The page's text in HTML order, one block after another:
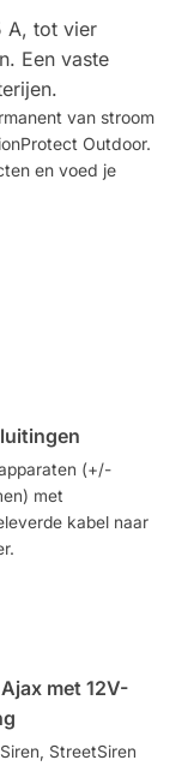
A, tot vier
Een vaste
van stroom
Outdoor.
en voed je
(+/-
met
kabel naar
met 12V-
StreetSiren